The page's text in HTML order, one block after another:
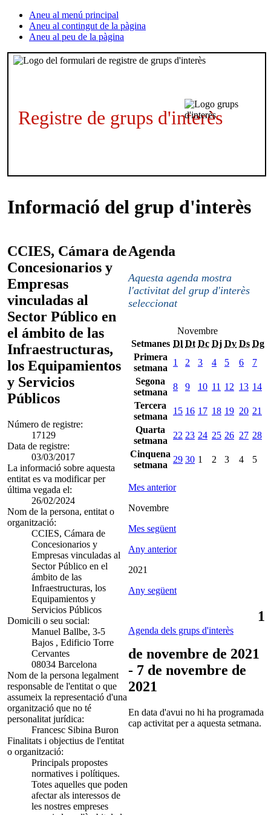
Aneu al menú principal
Aneu al contingut de la pàgina
Aneu al peu de la pàgina
Registre de grups d'interès
Informació del grup d'interès
CCIES, Cámara de
Concesionarios y
Empresas
vinculadas al
Sector Público en
el ámbito de las
Infraestructuras,
los Equipamientos
y Servicios
Públicos
Número de registre:
17129
Data de registre:
03/03/2017
La informació sobre aquesta
entitat es va modificar per
última vegada el:
26/02/2024
Nom de la persona, entitat o
organització:
CCIES, Cámara de
Concesionarios y
Empresas vinculadas al
Sector Público en el
ámbito de las
Infraestructuras, los
Equipamientos y
Servicios Públicos
Domicili o seu social:
Manuel Ballbe, 3-5
Bajos , Edificio Torre
Cervantes
08034 Barcelona
Nom de la persona legalment
responsable de l'entitat o que
assumeix la representació d'una
organització que no té
personalitat jurídica:
Francesc Sibina Buron
Finalitats i objectius de l'entitat
o organització:
Principals propostes
normatives i polítiques.
Totes aquelles que poden
afectar als interessos de
les nostres empreses
Agenda
Aquesta agenda mostra
l'activitat del grup d'interès
seleccionat
Novembre
Setmanes Dl Dt Dc Dj Dv Ds Dg
Primera
setmana
1 2 3 4 5 6
7
Segona
setmana
8 9 10 11 12 13 14
Tercera
setmana
15 16 17 18 19 20 21
Quarta
setmana
22 23 24 25 26 27 28
Cinquena
setmana
29 30 1 2 3 4 5
Mes anterior
Novembre
Mes següent
Any anterior
2021
Any següent
Agenda dels grups d'interès
1
de novembre de 2021
- 7 de novembre de
2021
En data d'avui no hi ha programada
cap activitat per a aquesta setmana.